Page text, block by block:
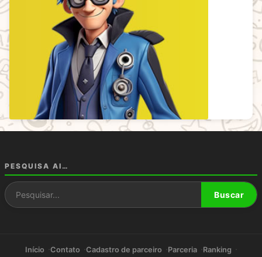
PESQUISA AI…
Pesquisar por:
Buscar
Início Contato Cadastro de parceiro Parceria Ranking